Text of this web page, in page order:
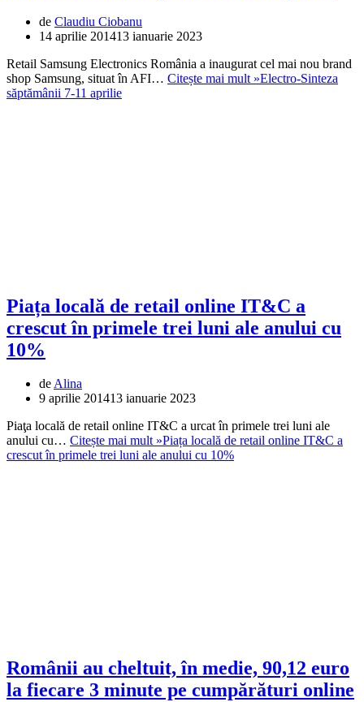
de Claudiu Ciobanu
14 aprilie 201413 ianuarie 2023
Retail Samsung Electronics România a inaugurat cel mai nou brand
shop Samsung, situat în AFI… Citește mai mult »Electro-Sinteza
săptămânii 7-11 aprilie
Piața locală de retail online IT&C a
crescut în primele trei luni ale anului cu
10%
deAlina
9 aprilie 201413 ianuarie 2023
Piaţa locală de retail online IT&C a urcat în primele trei luni ale
anului cu… Citește mai mult »Piața locală de retail online IT&C a
crescut în primele trei luni ale anului cu 10%
Românii au cheltuit, în medie, 90,12 euro
la fiecare 3 minute pe cumpărături online